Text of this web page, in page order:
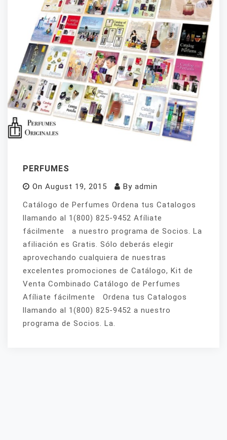
PERFUMES
On August 19, 2015 By admin
Catálogo de Perfumes Ordena tus Catalogos
llamando al 1(800) 825-9452 Afíliate
fácilmente a nuestro programa de Socios. La
afiliación es Gratis. Sólo deberás elegir
aprovechando cualquiera de nuestras
excelentes promociones de Catálogo, Kit de
Venta Combinado Catálogo de Perfumes
Afíliate fácilmente Ordena tus Catalogos
llamando al 1(800) 825-9452 a nuestro
programa de Socios. La.